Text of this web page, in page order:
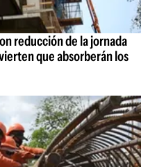
reducción de la jornada
que absorberán los